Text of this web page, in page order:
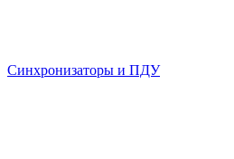
Синхронизаторы и ПДУ